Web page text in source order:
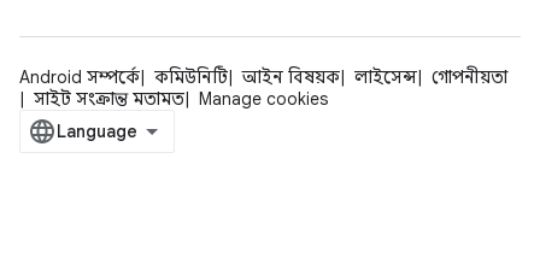
Android সম্পর্কে কমিউনিটি আইন বিষয়ক লাইসেন্স
গোপনীয়তা
সাইট সংক্রান্ত মতামত
Manage cookies